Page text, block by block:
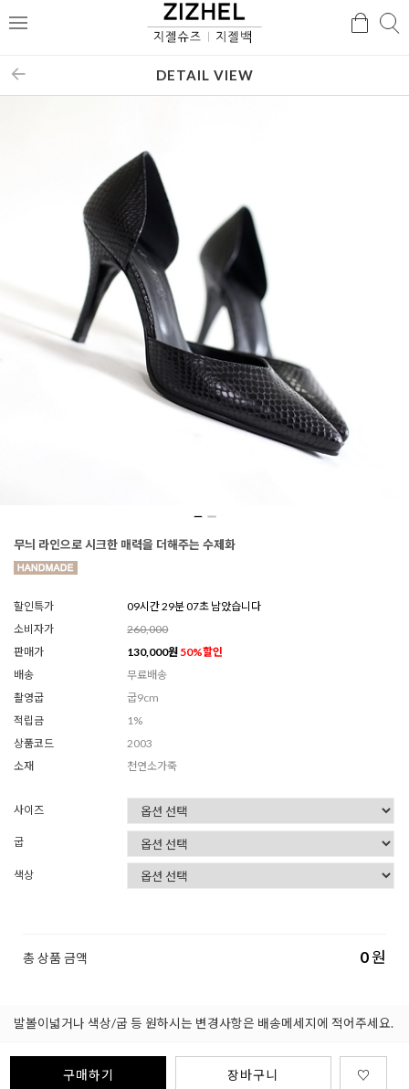
메
검
DETAIL VIEW
무늬 라인으로 시크한 매력을 더해주는 수제화
할인특가
09시간 29분 04초 남았습니다
소비자가
260,000
판매가
130,000원 50%할인
배송
무료배송
촬영굽
굽9cm
적립금
1%
상품코드
2003
소재
천연소가죽
사이즈
굽
색상
총 상품 금액 0원
발볼이넓거나 색상/굽 등 원하시는 변경사항은 배송메세지에 적어주세요.
구매하기 장바구니 ♡